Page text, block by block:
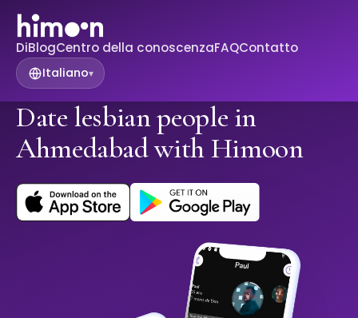
DiBlogCentro della conoscenzaFAQContatto
Italiano▾
Date lesbian people in
Ahmedabad with Himoon